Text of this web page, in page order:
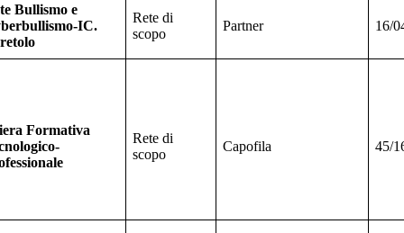
Bullismo e
IC.
Rete di
scopo
Partner 16/
Formativa
Rete di
scopo
Capofila 45/